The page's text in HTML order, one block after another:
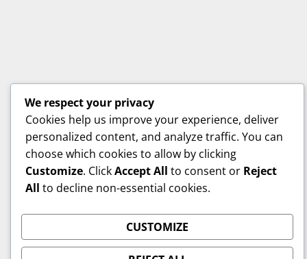
We respect your privacy
Cookies help us improve your experience, deliver
personalized content, and analyze traffic. You can
choose which cookies to allow by clicking
Customize. ClickAccept All to consent or Reject
All to decline non-essential cookies.
CUSTOMIZE